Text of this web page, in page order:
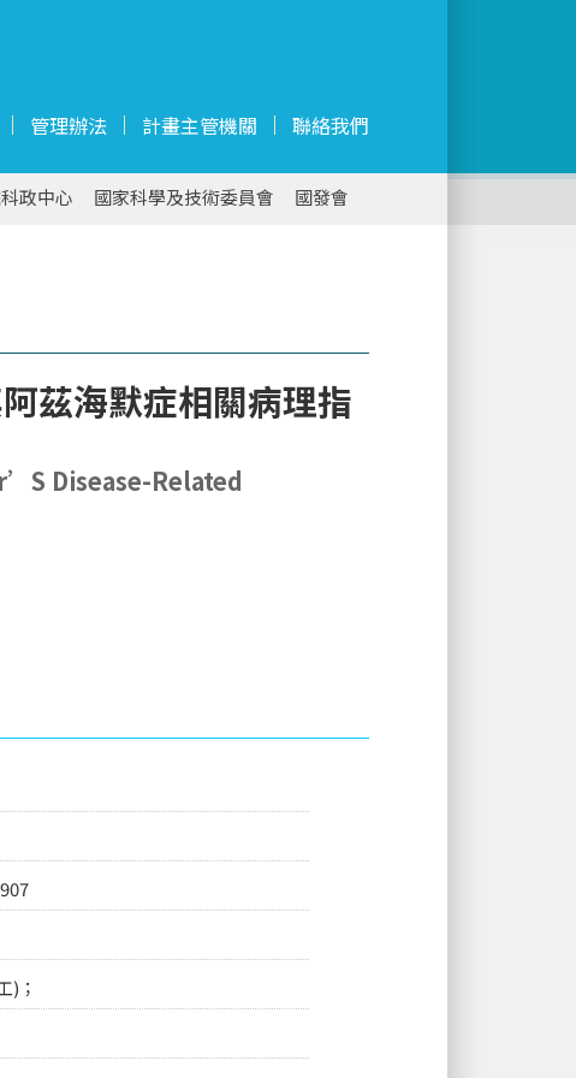
管理辦法 計畫主管機關 聯絡我們
政中心 國家科學及技術委員會 國發會
茲海默症相關病理指
Disease-Related
)；